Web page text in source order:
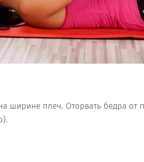
ширине плеч. Оторвать бедра от